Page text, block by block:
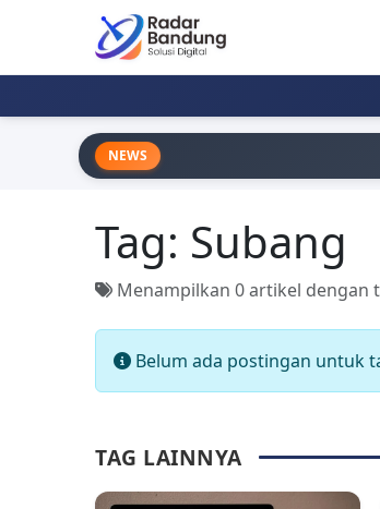
NEWS
Tag: Subang
Menampilkan 0 artikel dengan
Belum ada postingan untuk
TAG LAINNYA